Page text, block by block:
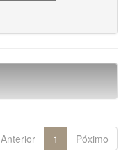
Anterior 1 Póximo